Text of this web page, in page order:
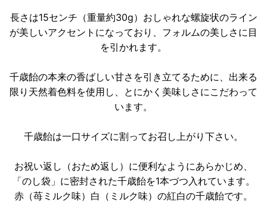
長さは15センチ（重量約30g）おしゃれな螺旋状のライン
が美しいアクセントになっており、フォルムの美しさに目
を引かれます。
千歳飴の本来の香ばしい甘さを引き立てるために、出来る
限り天然着色料を使用し、とにかく美味しさにこだわって
います。
千歳飴は一口サイズに割ってお召し上がり下さい。
お祝い返し（おため返し）に便利なようにあらかじめ、
「のし袋」に密封された千歳飴を1本づつ入れています。
赤（苺ミルク味）白（ミルク味）の紅白の千歳飴です。